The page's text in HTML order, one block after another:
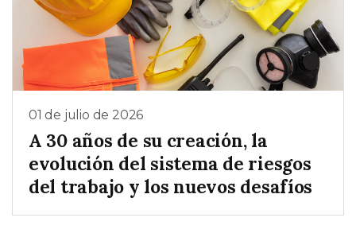
01 de julio de 2026
A 30 años de su creación, la
evolución del sistema de riesgos
del trabajo y los nuevos desafíos